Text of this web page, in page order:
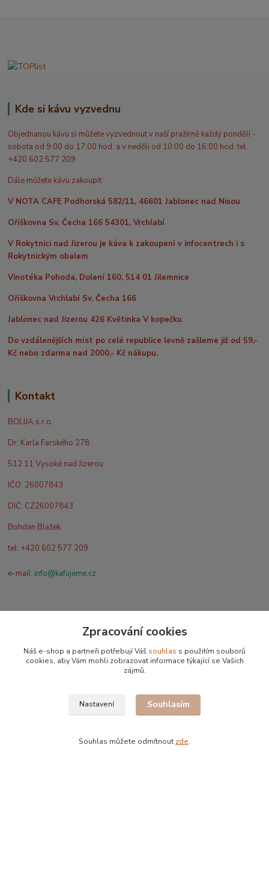
Kde si kávu vyzvednu
Objednanou kávu si můžete vyzvednout v naší pražírně každý pondělí -
sobota od 9:00 do 17:00 hod. a v neděli od 10:00 do 16:00 hod. tel.
+420 602 577 209
Dále můžete kávu zakoupit:
V NOTA CAFE Podhorská 582/11, 46601 Jablonec nad Nisou
Oříškovna Sv. Čecha 166 54301, Vrchlabí
V Rokytnici nad Jizerou je káva k zakoupení v infocentrech i s
Rokytnickým obalem
Vinotéka Pohoda, Dolení 160, 514 01 Jilemnice
Oříškovna Vrchlabí Sv. Čecha 166
Jablonec nad Jizerou 426 Květinka V kopečku
Do vzdálenějších míst po celé republice levně zašleme již od 59,-
Kč nebo zdarma nad 2000,- Kč nákupu.
Kontakt
BOLIJA s.r.o.
Dr. Karla Farského 278
512 11 Vysoké nad Jizerou
IČO: 26007843
DIČ: CZ26007843
Bohdan Blažek
tel: +420 602 577 209
e-mail: info@kafujeme.cz
Původ
Zpracování cookies
Náš e-shop a partneři potřebují Váš souhlas s použitím souborů
cookies, aby Vám mohli zobrazovat informace týkající se Vašich
zájmů.
Nastavení Souhlasím
Souhlas můžete odmítnout zde.